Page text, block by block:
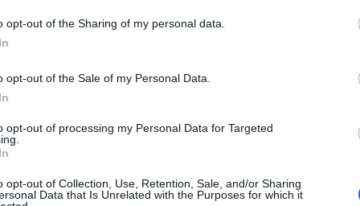
opt-out of the Sharing of my personal data.
opt-out of the Sale of my Personal Data.
opt-out of processing my Personal Data for Targeted
opt-out of Collection, Use, Retention, Sale, and/or Sharing
Data that Is Unrelated with the Purposes for which it
lett, nagy hangon szidta ezt az
a vendégek próbáltak volna átéléssel
akik az átöltözés helyéről próbáltak
szel zárta rövidre. Egészen komolyan
és ostoba alak, felbosszantott.
25